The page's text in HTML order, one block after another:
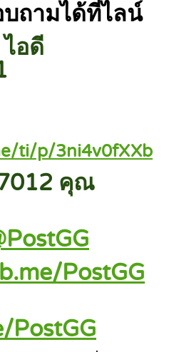
ถามได้ที่ไลน์
อดี
ti/p/3ni4v0fXXb
คุณ
PostGG
PostGG